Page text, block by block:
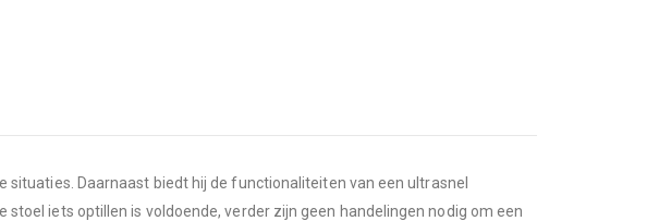
situaties. Daarnaast biedt hij de functionaliteiten van een ultrasnel
iets optillen is voldoende, verder zijn geen handelingen nodig om een